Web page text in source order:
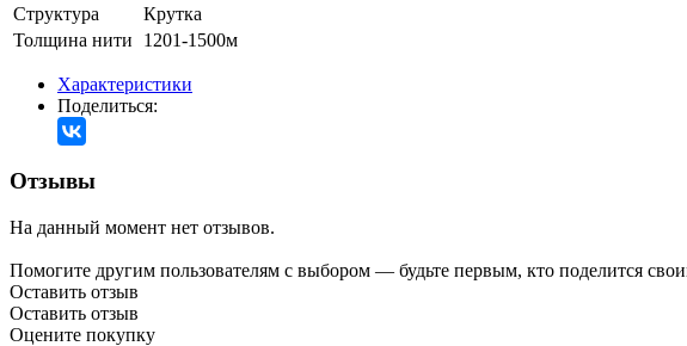
Структура
Крутка
Толщина нити
1201-1500м
Характеристики
Поделиться:
Отзывы
На данный момент нет отзывов.
Помогите другим пользователям с выбором — будьте первым, кто поделится
Оставить отзыв
Оставить отзыв
Оцените покупку